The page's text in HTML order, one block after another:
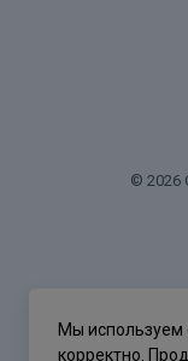
© 2026
Мы используем
корректно.